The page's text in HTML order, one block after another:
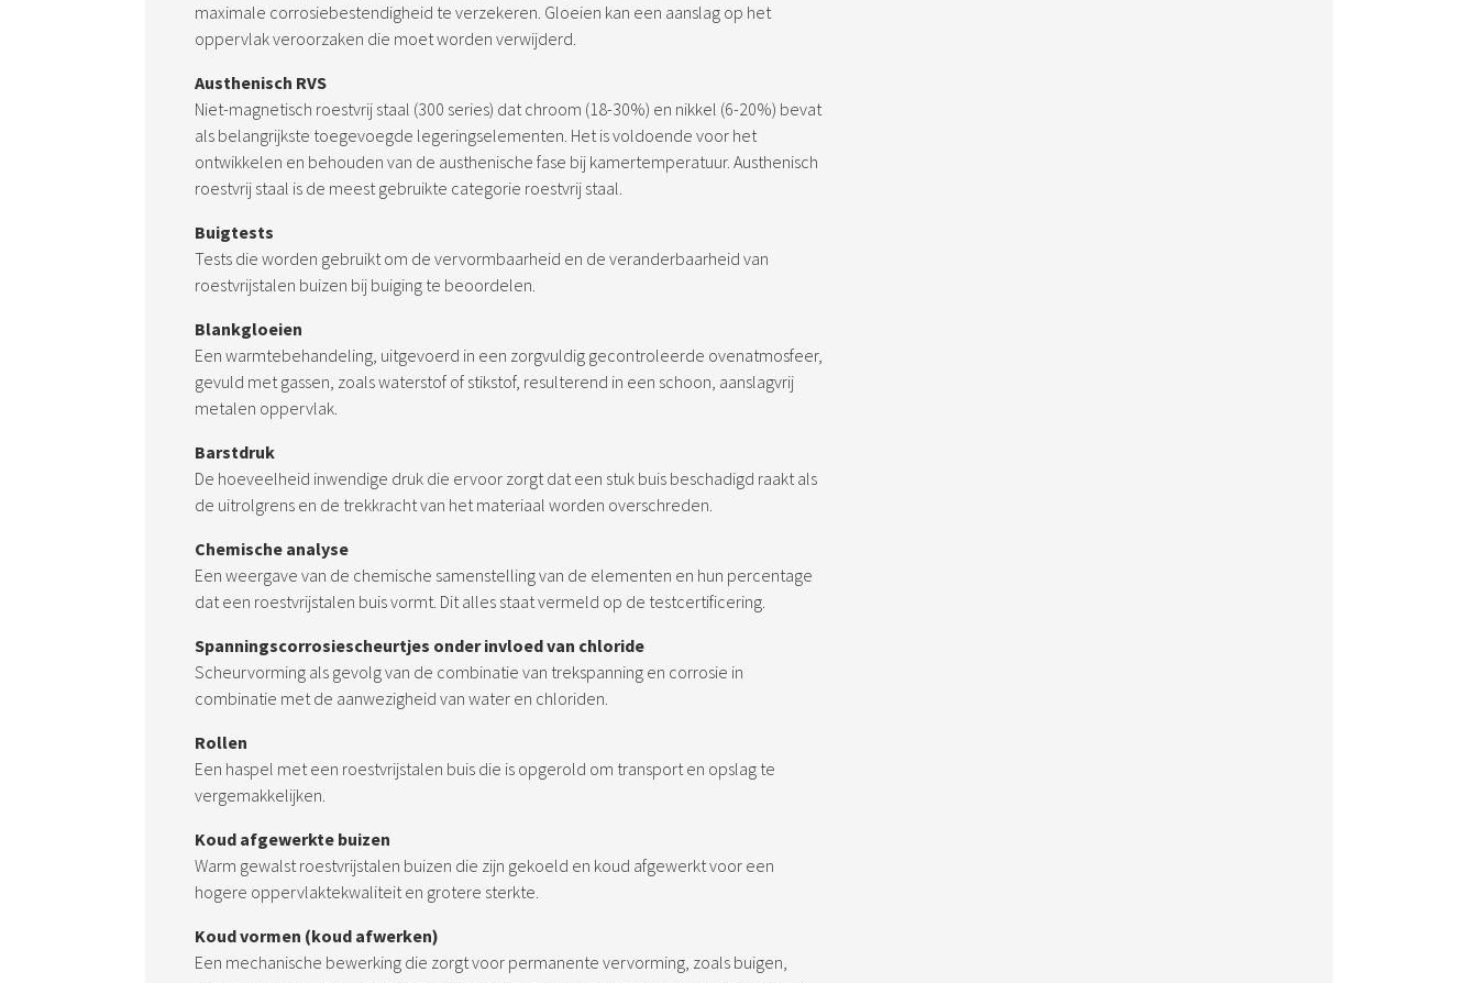
maximale corrosiebestendigheid te verzekeren. Gloeien kan een aanslag op het
oppervlak veroorzaken die moet worden verwijderd.
Austhenisch RVS
Niet-magnetisch roestvrij staal (300 series) dat chroom (18-30%) en nikkel (6-20%) bevat
als belangrijkste toegevoegde legeringselementen. Het is voldoende voor het
ontwikkelen en behouden van de austhenische fase bij kamertemperatuur. Austhenisch
roestvrij staal is de meest gebruikte categorie roestvrij staal.
Buigtests
Tests die worden gebruikt om de vervormbaarheid en de veranderbaarheid van
roestvrijstalen buizen bij buiging te beoordelen.
Blankgloeien
Een warmtebehandeling, uitgevoerd in een zorgvuldig gecontroleerde ovenatmosfeer,
gevuld met gassen, zoals waterstof of stikstof, resulterend in een schoon, aanslagvrij
metalen oppervlak.
Barstdruk
De hoeveelheid inwendige druk die ervoor zorgt dat een stuk buis beschadigd raakt als
de uitrolgrens en de trekkracht van het materiaal worden overschreden.
Chemische analyse
Een weergave van de chemische samenstelling van de elementen en hun percentage
dat een roestvrijstalen buis vormt. Dit alles staat vermeld op de testcertificering.
Spanningscorrosiescheurtjes onder invloed van chloride
Scheurvorming als gevolg van de combinatie van trekspanning en corrosie in
combinatie met de aanwezigheid van water en chloriden.
Rollen
Een haspel met een roestvrijstalen buis die is opgerold om transport en opslag te
vergemakkelijken.
Koud afgewerkte buizen
Warm gewalst roestvrijstalen buizen die zijn gekoeld en koud afgewerkt voor een
hogere oppervlaktekwaliteit en grotere sterkte.
Koud vormen (koud afwerken)
Een mechanische bewerking die zorgt voor permanente vervorming, zoals buigen,